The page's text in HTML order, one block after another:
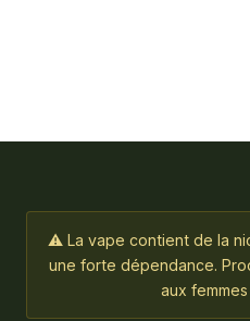
⚠ La vape contient de la
une forte dépendance.
aux